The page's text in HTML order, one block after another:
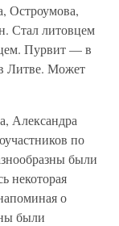
Остроумова,
Стал литовцем
Пурвит — в
Литве. Может
Александра
по
были
некоторая
о
были